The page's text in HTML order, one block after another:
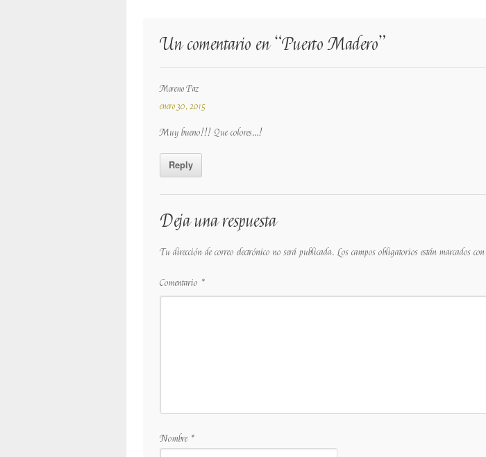
Un comentario en “Puerto Madero”
Moreno Paz
enero 30, 2015
Muy bueno!!! Que colores…!
Reply
Deja una respuesta
Tu dirección de correo electrónico no será publicada. Los campos obligatorios están marcados con
Comentario *
Nombre *